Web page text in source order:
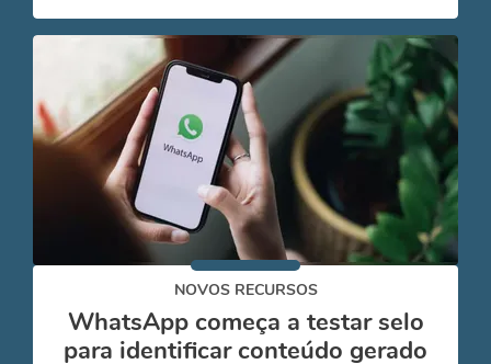
NOVOS RECURSOS
WhatsApp começa a testar selo
para identificar conteúdo gerado